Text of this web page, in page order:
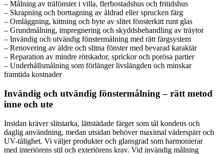
– Målning av träfönster i villa, flerbostadshus och fritidshus
– Skrapning och borttagning av åldrad eller sprucken färg
– Omläggning, kittning och byte av slitet fönsterkitt runt glas
– Grundmålning, impregnering och skyddsbehandling av träytor
– Invändig och utvändig fönstermålning med rätt färgsystem
– Renovering av äldre och slitna fönster med bevarad karaktär
– Reparation av mindre rötskador, sprickor och porösa partier
– Underhållsmålning som förlänger livslängden och minskar
framtida kostnader
Invändig och utvändig fönstermålning – rätt metod
inne och ute
Insidan kräver slitstarka, lättstädade färger som tål kondens och
daglig användning, medan utsidan behöver maximal väderspärr och
UV-tålighet. Vi väljer produkter och glansgrad som harmonierar
med interiörens stil och exteriörens krav. Vid invändig målning